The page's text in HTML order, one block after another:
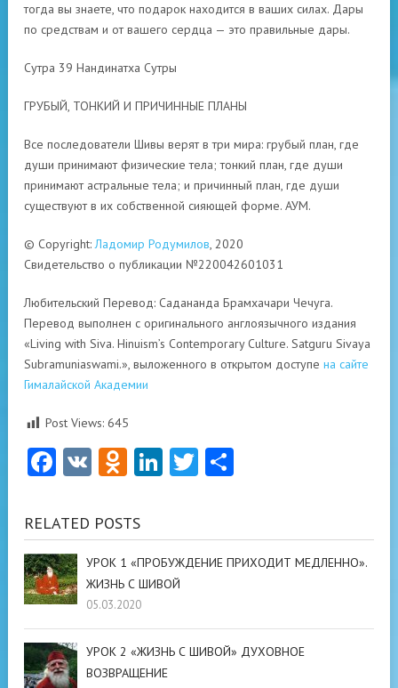
тогда вы знаете, что подарок находится в ваших силах. Дары
по средствам и от вашего сердца — это правильные дары.
Сутра 39 Нандинатха Сутры
ГРУБЫЙ, ТОНКИЙ И ПРИЧИННЫЕ ПЛАНЫ
Все последователи Шивы верят в три мира: грубый план, где
души принимают физические тела; тонкий план, где души
принимают астральные тела; и причинный план, где души
существуют в их собственной сияющей форме. АУМ.
© Copyright:Ладомир Родумилов, 2020
Свидетельство о публикации №220042601031
Любительский Перевод: Садананда Брамхачари Чечуга.
Перевод выполнен с оригинального англоязычного издания
«Living with Siva. Hinuism’s Contemporary Culture. Satguru Sivaya
Subramuniaswami.», выложенного в открытом доступе на сайте
Гималайской Академии
Post Views: 645
Facebook
VK Odnoklassniki
LinkedIn
Twitter
RELATED POSTS
УРОК 1 «ПРОБУЖДЕНИЕ ПРИХОДИТ МЕДЛЕННО».
ЖИЗНЬ С ШИВОЙ
05.03.2020
УРОК 2 «ЖИЗНЬ С ШИВОЙ» ДУХОВНОЕ
ВОЗВРАЩЕНИЕ